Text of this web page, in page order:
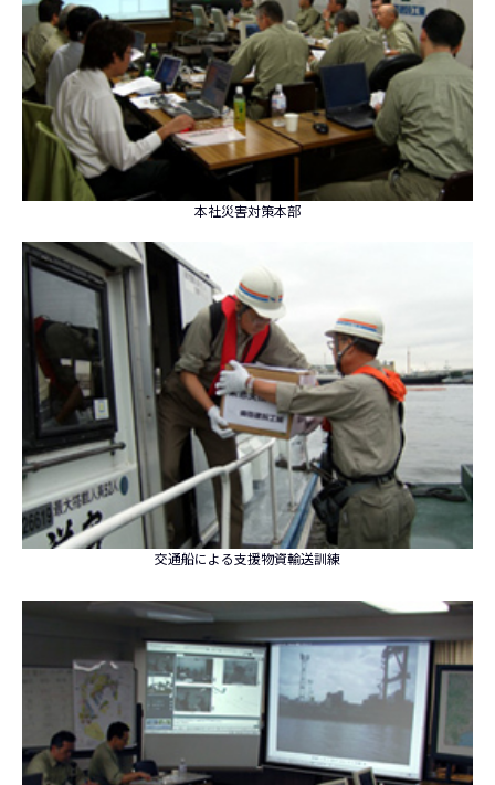
本社災害対策本部
交通船による支援物資輸送訓練